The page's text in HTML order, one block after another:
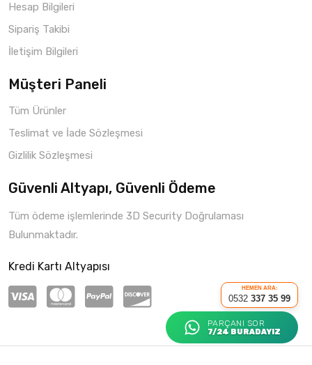
HEMEN ARA:
0532 337 35 99
PARÇANI SOR
7/24 BURADAYIZ
Hesap Bilgileri
Sipariş Takibi
İletişim Bilgileri
Müşteri Paneli
Tüm Ürünler
Teslimat ve İade Sözleşmesi
Gizlilik Sözleşmesi
Güvenli Altyapı, Güvenli Ödeme
Tüm ödeme işlemlerinde 3D Security Doğrulaması
Bulunmaktadır.
Kredi Kartı Altyapısı